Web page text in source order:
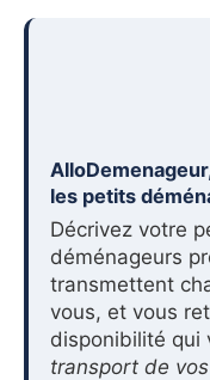
les petits
Décrivez votre
déménageurs
transmettent
vous, et vous
disponibilité qui
transport de